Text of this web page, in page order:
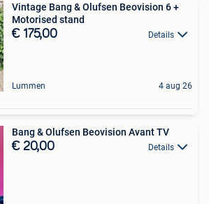
Vintage Bang & Olufsen Beovision 6 +
Motorised stand
€ 175,00 Details
Lummen 4 aug 26
Bang & Olufsen Beovision Avant TV
€ 20,00 Details